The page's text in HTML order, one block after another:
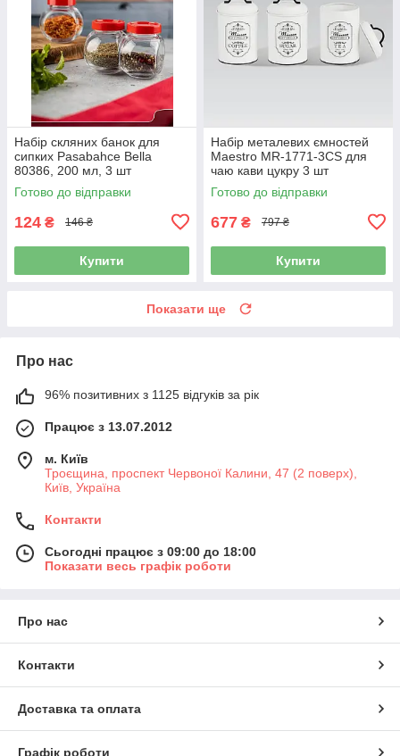
Набір скляних банок для
сипких Pasabahce Bella
80386, 200 мл, 3 шт
Готово до відправки
124 ₴ 146 ₴
Купити
Набір металевих ємностей
Maestro MR-1771-3CS для
чаю кави цукру 3 шт
Готово до відправки
677 ₴ 797 ₴
Купити
Показати ще
Про нас
96% позитивних з 1125 відгуків за рік
Працює з 13.07.2012
м. Київ
Троєщина, проспект Червоної Калини, 47 (2 поверх),
Київ, Україна
Контакти
Сьогодні працює з 09:00 до 18:00
Показати весь графік роботи
Про нас
Контакти
Доставка та оплата
Графік роботи